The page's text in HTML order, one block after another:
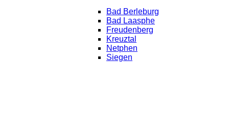
Bad Berleburg
Bad Laasphe
Freudenberg
Kreuztal
Netphen
Siegen